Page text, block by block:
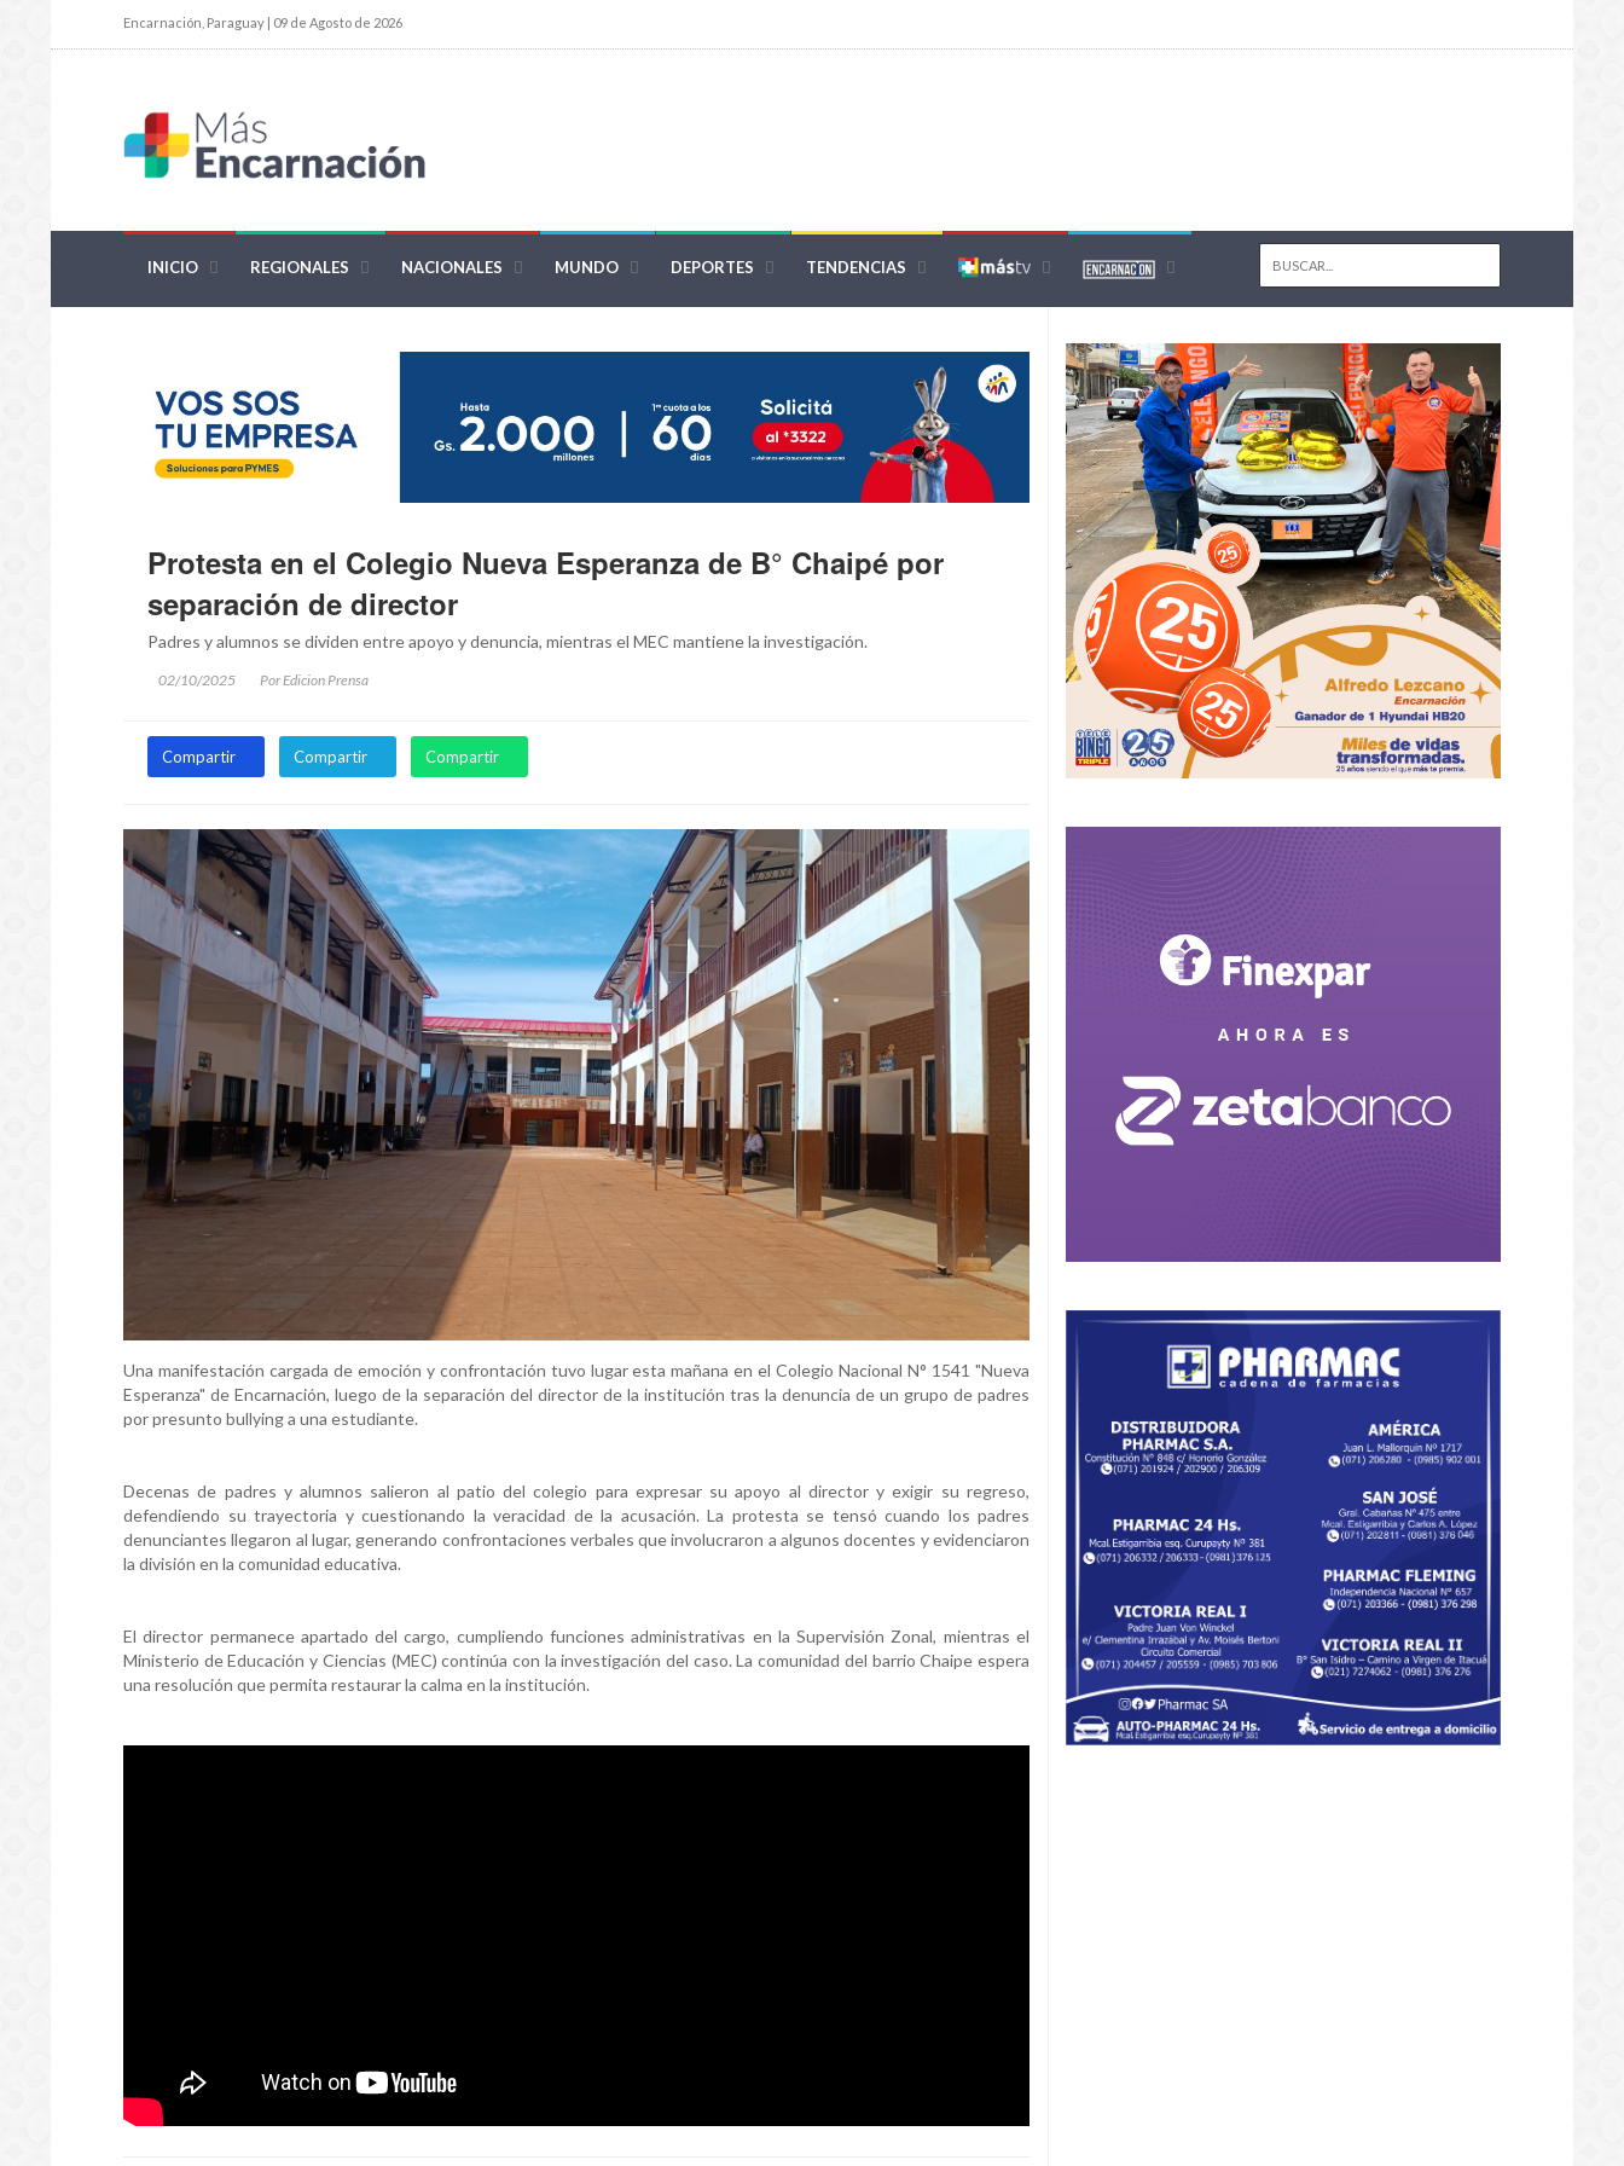
Encarnación, Paraguay | 09 de Agosto de 2026
INICIO REGIONALES NACIONALES MUNDO DEPORTES TENDENCIAS
Protesta en el Colegio Nueva Esperanza de B° Chaipé por
separación de director
Padres y alumnos se dividen entre apoyo y denuncia, mientras el MEC mantiene la investigación.
02/10/2025 Por Edicion Prensa
Compartir Compartir Compartir
Una manifestación cargada de emoción y confrontación tuvo lugar esta mañana en el Colegio Nacional N° 1541 "Nueva
Esperanza" de Encarnación, luego de la separación del director de la institución tras la denuncia de un grupo de padres
por presunto bullying a una estudiante.
Decenas de padres y alumnos salieron al patio del colegio para expresar su apoyo al director y exigir su regreso,
defendiendo su trayectoria y cuestionando la veracidad de la acusación. La protesta se tensó cuando los padres
denunciantes llegaron al lugar, generando confrontaciones verbales que involucraron a algunos docentes y evidenciaron
la división en la comunidad educativa.
El director permanece apartado del cargo, cumpliendo funciones administrativas en la Supervisión Zonal, mientras el
Ministerio de Educación y Ciencias (MEC) continúa con la investigación del caso. La comunidad del barrio Chaipe espera
una resolución que permita restaurar la calma en la institución.